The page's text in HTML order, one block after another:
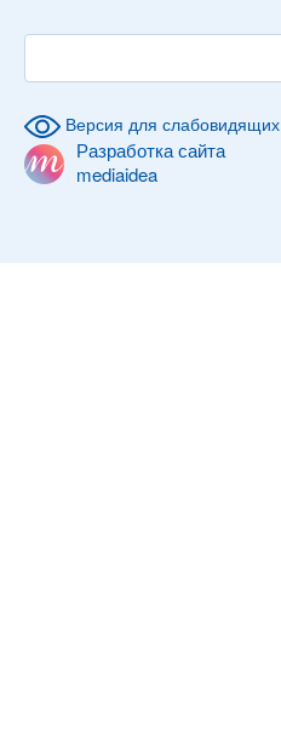
Версия для слабовидящих
Разработка сайта
mediaidea